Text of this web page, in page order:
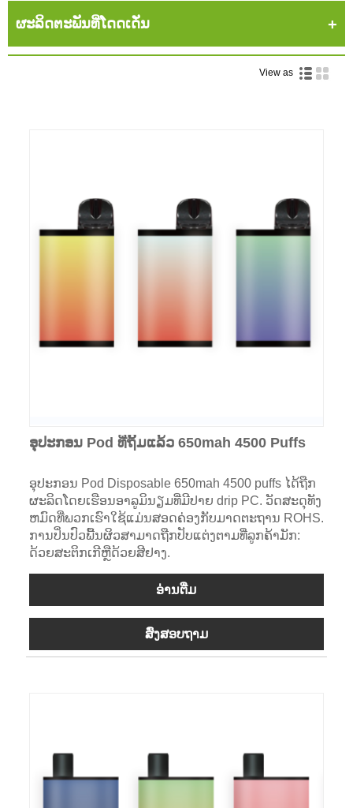
ຜະລິດຕະພັນທີ່ໂດດເດັ່ນ
View as
ອຸປະກອນ Pod ທີ່ຖິ້ມແລ້ວ 650mah 4500 Puffs
ອຸປະກອນ Pod Disposable 650mah 4500 puffs ໄດ້ຖືກ
ຜະລິດໂດຍເຮືອນອາລູມິນຽມທີ່ມີປາຍ drip PC. ວັດສະດຸທັງ
ຫມົດທີ່ພວກເຮົາໃຊ້ແມ່ນສອດຄ່ອງກັບມາດຕະຖານ ROHS.
ການປິ່ນປົວພື້ນຜິວສາມາດຖືກປັບແຕ່ງຕາມທີ່ລູກຄ້າມັກ:
ດ້ວຍສະຕິກເກີຫຼືດ້ວຍສີຢາງ.
ອ່ານ​ຕື່ມ
ສົ່ງສອບຖາມ